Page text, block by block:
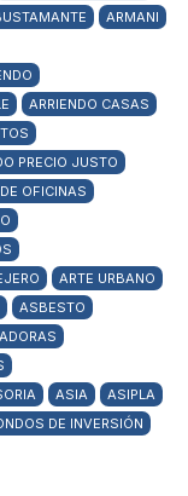
ARMANI
ARRIENDO CASAS
PRECIO JUSTO
OFICINAS
ARTE URBANO
ASBESTO
ASIA
ASIPLA
DE INVERSIÓN